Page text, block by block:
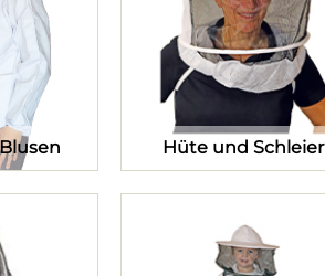
Hüte und Schleier